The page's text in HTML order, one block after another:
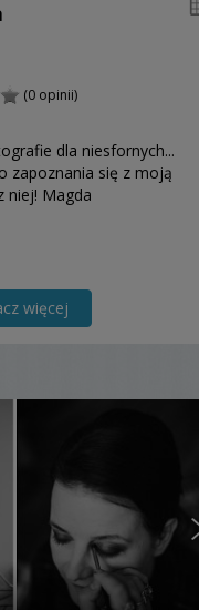
(0 opinii)
dla niesfornych...
zapoznania się z moją
niej! Magda
więcej